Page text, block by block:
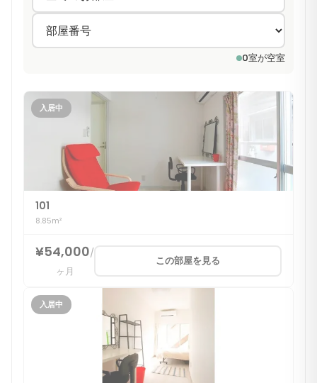
0室が空室
入居中
101
8.85m²
¥54,000/
ヶ月
この部屋を見る
入居中